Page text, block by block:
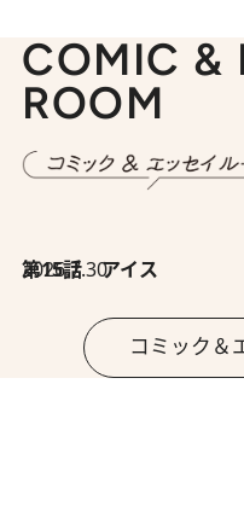
COMIC &
ROOM
2026.7.30
第15話 アイス
コミック＆